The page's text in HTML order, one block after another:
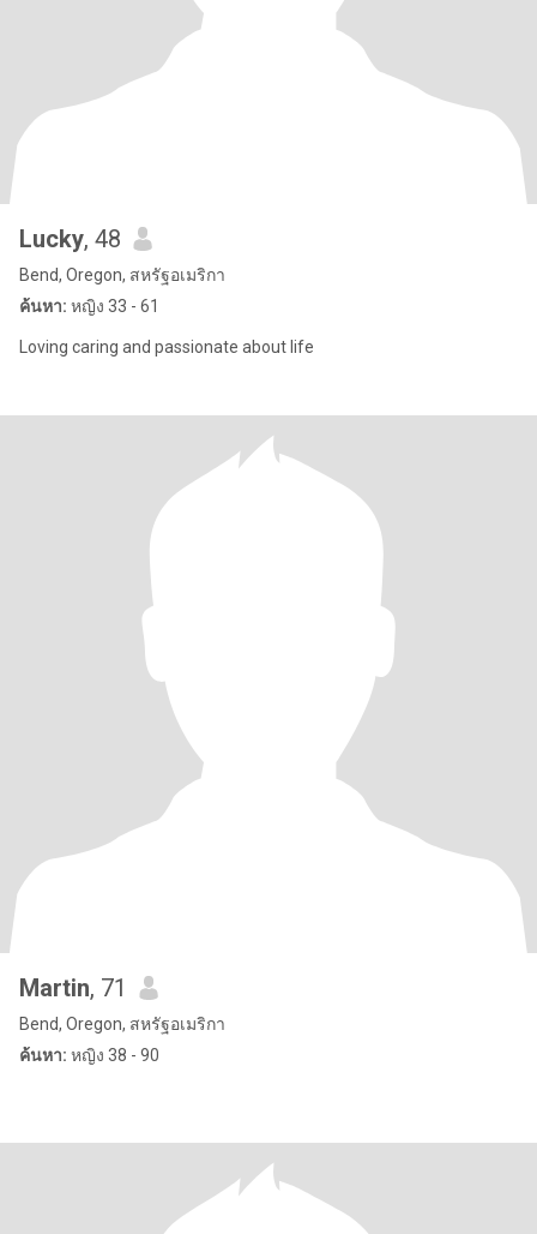
Lucky, 48
Bend, Oregon, สหรัฐอเมริกา
ค้นหา: หญิง 33 - 61
Loving caring and passionate about life
Martin, 71
Bend, Oregon, สหรัฐอเมริกา
ค้นหา: หญิง 38 - 90